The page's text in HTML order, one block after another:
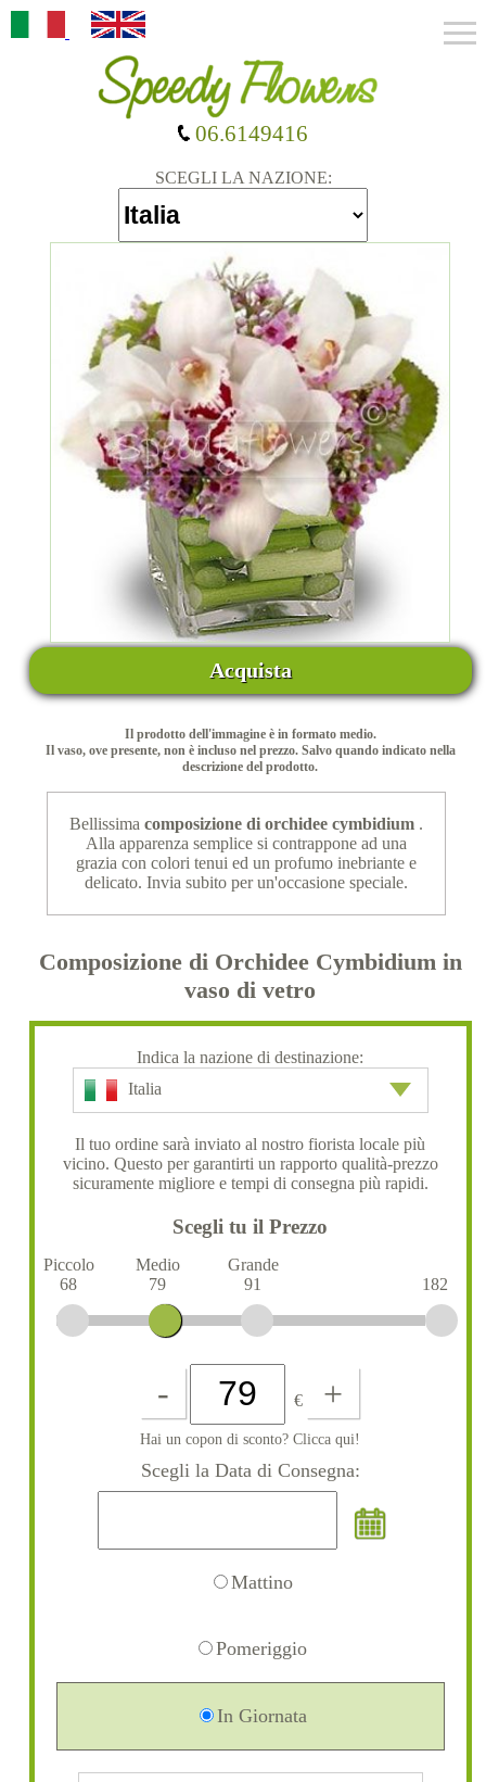
SCEGLI LA NAZIONE:
06.6149416
Acquista
Il prodotto dell'immagine è in formato medio.
Il vaso, ove presente, non è incluso nel prezzo. Salvo quando indicato nella
descrizione del prodotto.
Bellissimacomposizione di orchidee cymbidium .
Alla apparenza semplice si contrappone ad una
grazia con colori tenui ed un profumo inebriante e
delicato. Invia subito per un'occasione speciale.
Composizione di Orchidee Cymbidium in
vaso di vetro
Indica la nazione di destinazione:
Italia
Il tuo ordine sarà inviato al nostro fiorista locale più
vicino. Questo per garantirti un rapporto qualità-prezzo
sicuramente migliore e tempi di consegna più rapidi.
Scegli tu il Prezzo
Piccolo
68
Medio
79
Grande
91
182
- € +
Hai un copon di sconto? Clicca qui!
Scegli la Data di Consegna:
Mattino
Pomeriggio
In Giornata